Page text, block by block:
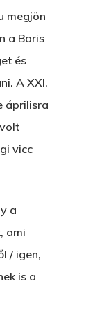
megjön
a Boris
és
A XXI.
áprilisra
vicc
a
ami
/ igen,
is a